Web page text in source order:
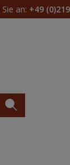
an: +49